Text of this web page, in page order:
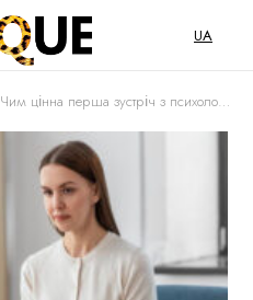
UA
Чим цінна перша зустріч з психологом